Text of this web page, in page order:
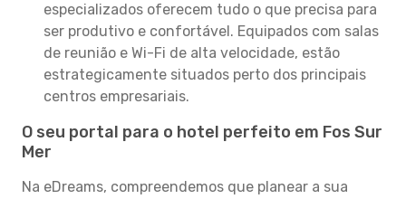
especializados oferecem tudo o que precisa para
ser produtivo e confortável. Equipados com salas
de reunião e Wi-Fi de alta velocidade, estão
estrategicamente situados perto dos principais
centros empresariais.
O seu portal para o hotel perfeito em Fos Sur
Mer
Na eDreams, compreendemos que planear a sua